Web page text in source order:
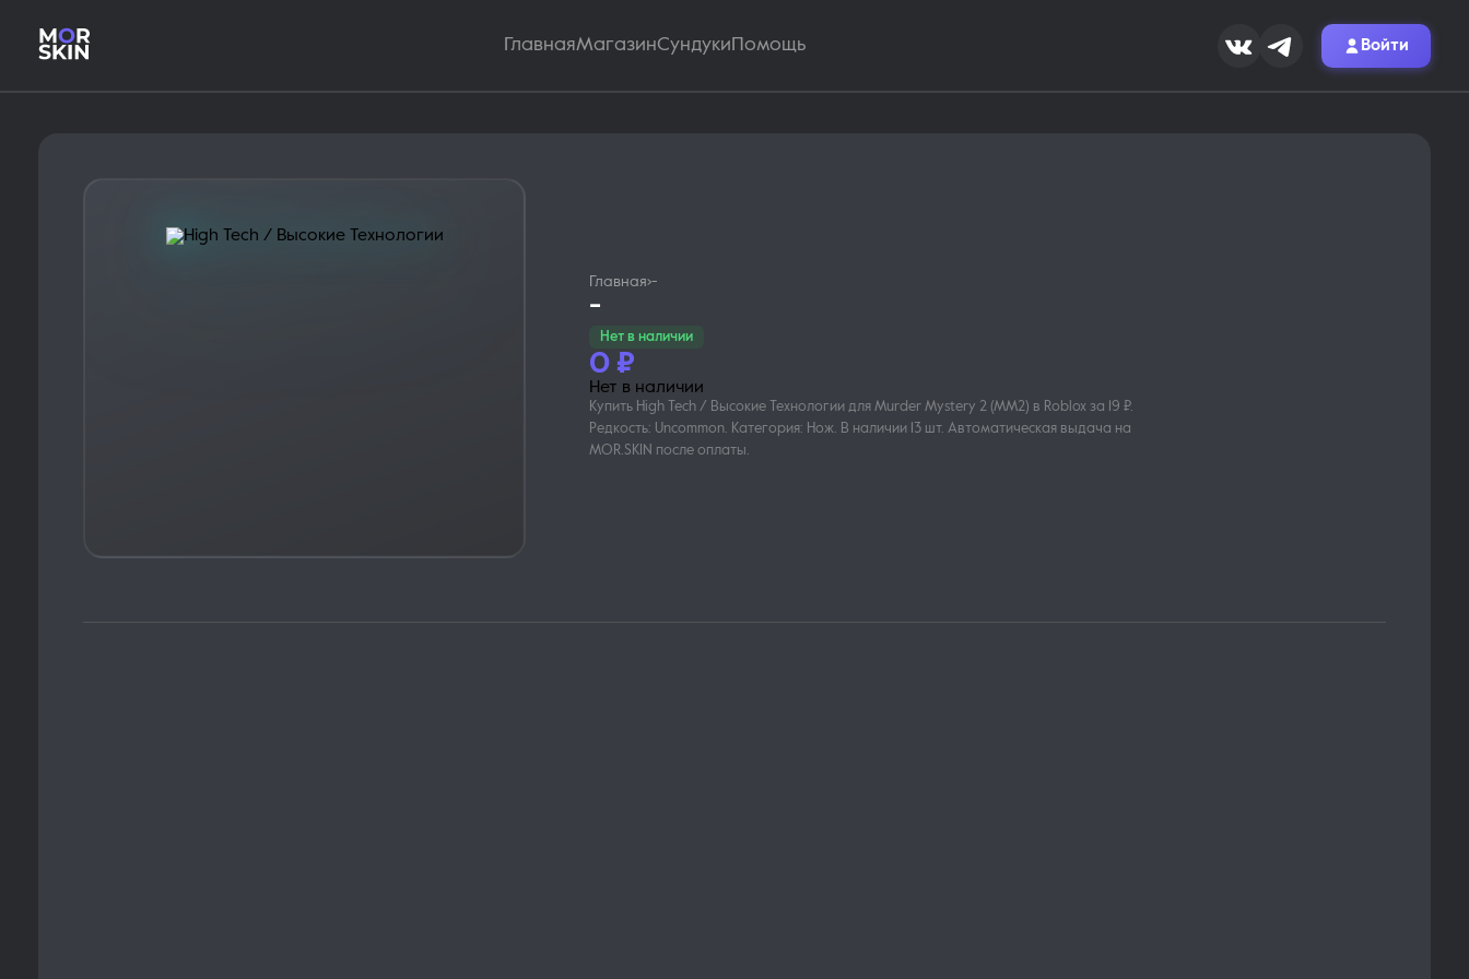
ГлавнаяМагазинСундуки Помощь Войти
Главная›-
-
Нет в наличии
0 ₽
Нет в наличии
Купить High Tech / Высокие Технологии для Murder Mystery 2 (MM2) в Roblox за 19 ₽.
Редкость: Uncommon. Категория: Нож. В наличии 13 шт. Автоматическая выдача на
MOR.SKIN после оплаты.